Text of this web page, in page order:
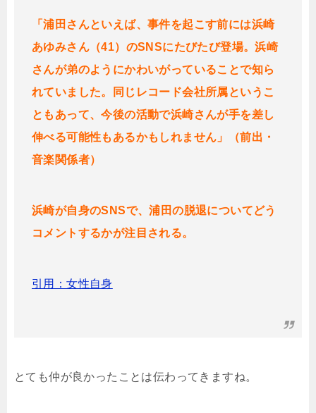
「浦田さんといえば、事件を起こす前には浜崎
あゆみさん（41）のSNSにたびたび登場。浜崎
さんが弟のようにかわいがっていることで知ら
れていました。同じレコード会社所属というこ
ともあって、今後の活動で浜崎さんが手を差し
伸べる可能性もあるかもしれません」（前出・
音楽関係者）
浜崎が自身のSNSで、浦田の脱退についてどう
コメントするかが注目される。
引用：女性自身
とても仲が良かったことは伝わってきますね。